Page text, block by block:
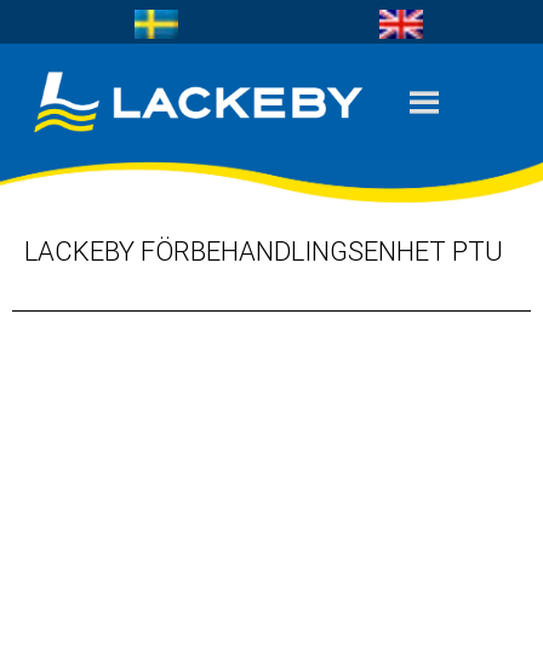
LACKEBY FÖRBEHANDLINGSENHET PTU